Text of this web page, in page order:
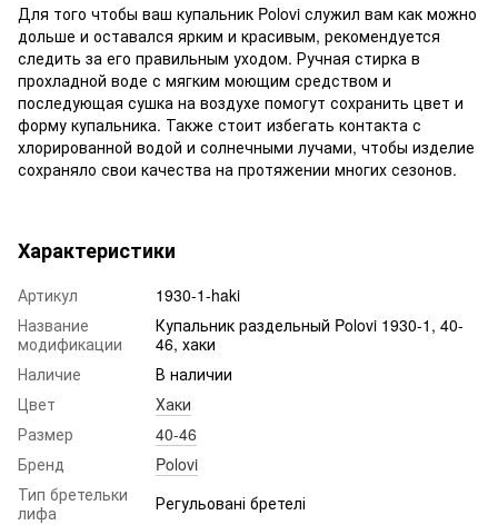
Для того чтобы ваш купальник Polovi служил вам как можно
дольше и оставался ярким и красивым, рекомендуется
следить за его правильным уходом. Ручная стирка в
прохладной воде с мягким моющим средством и
последующая сушка на воздухе помогут сохранить цвет и
форму купальника. Также стоит избегать контакта с
хлорированной водой и солнечными лучами, чтобы изделие
сохраняло свои качества на протяжении многих сезонов.
Характеристики
Артикул
1930-1-haki
Название
модификации
Купальник раздельный Polovi 1930-1, 40-
46, хаки
Наличие
В наличии
Цвет
Хаки
Размер
40-46
Бренд
Polovi
Тип бретельки
лифа
Регульовані бретелі